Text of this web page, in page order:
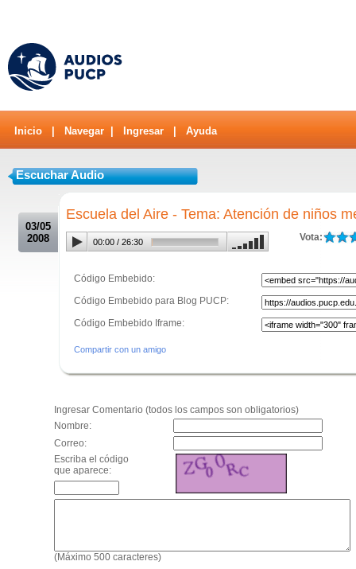
Inicio Navegar Ingresar Ayuda
Escuchar Audio
03/05
2008
Escuela del Aire - Tema: Atención de niños
Vota:
00:00 / 26:30
Código Embebido:
Código Embebido para Blog PUCP:
Código Embebido Iframe:
Compartir con un amigo
Ingresar Comentario (todos los campos son obligatorios)
Nombre:
Correo:
Escriba el código
que aparece:
(Máximo 500 caracteres)